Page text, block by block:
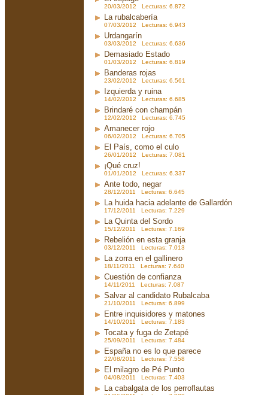
20/03/2012 Lecturas: 6.872
La rubalcabería
07/03/2012 Lecturas: 6.943
Urdangarín
03/03/2012 Lecturas: 6.636
Demasiado Estado
01/03/2012 Lecturas: 6.819
Banderas rojas
23/02/2012 Lecturas: 6.561
Izquierda y ruina
14/02/2012 Lecturas: 6.685
Brindaré con champán
12/02/2012 Lecturas: 6.745
Amanecer rojo
06/02/2012 Lecturas: 6.705
El País, como el culo
26/01/2012 Lecturas: 7.081
¡Qué cruz!
01/01/2012 Lecturas: 6.337
Ante todo, negar
28/12/2011 Lecturas: 6.645
La huida hacia adelante de Gallardón
17/12/2011 Lecturas: 7.229
La Quinta del Sordo
15/12/2011 Lecturas: 7.169
Rebelión en esta granja
03/12/2011 Lecturas: 7.013
La zorra en el gallinero
18/11/2011 Lecturas: 7.640
Cuestión de confianza
14/11/2011 Lecturas: 7.087
Salvar al candidato Rubalcaba
21/10/2011 Lecturas: 6.899
Entre inquisidores y matones
14/10/2011 Lecturas: 7.183
Tocata y fuga de Zetapé
25/09/2011 Lecturas: 7.484
España no es lo que parece
22/08/2011 Lecturas: 7.558
El milagro de Pé Punto
04/08/2011 Lecturas: 7.403
La cabalgata de los perroflautas